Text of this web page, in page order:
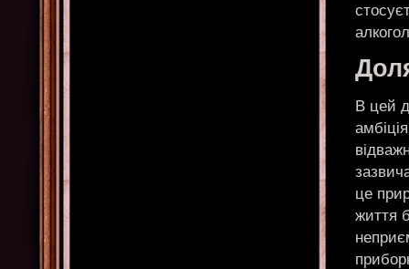
В цей
це
життя